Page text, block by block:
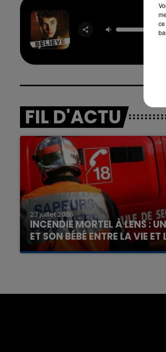
FIL D'ACTU
23 juillet 2026
INCENDIE MORTEL À LENS :
ET SON BÉBÉ ENTRE LA VIE ET
Un homme s'est immolé par le